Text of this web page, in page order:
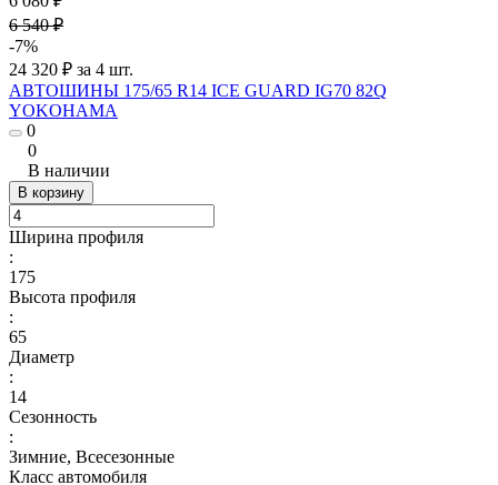
6 540 ₽
-7%
24 320 ₽ за 4 шт.
АВТОШИНЫ 175/65 R14 ICE GUARD IG70 82Q
YOKOHAMA
0
0
В наличии
В корзину
Ширина профиля
:
175
Высота профиля
:
65
Диаметр
:
14
Сезонность
:
Зимние, Всесезонные
Класс автомобиля